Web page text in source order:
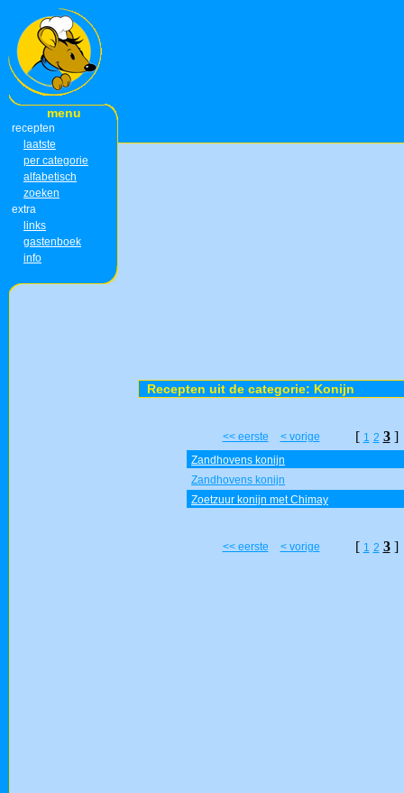
menu
recepten
laatste
per categorie
alfabetisch
zoeken
extra
links
gastenboek
info
Recepten uit de categorie: Konijn
<< eerste < vorige [ 1 2 3]
Zandhovens konijn
Zandhovens konijn
Zoetzuur konijn met Chimay
<< eerste < vorige [ 1 2 3]